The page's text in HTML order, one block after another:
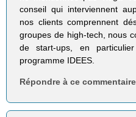
conseil qui interviennent
nos clients comprennent
groupes de high-tech, nous
de start-ups, en
programme IDEES.
Répondre à ce commentaire